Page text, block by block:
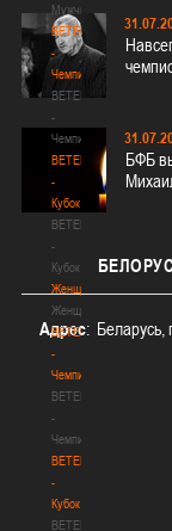
Мужчины
BETERA
-
Чемпионат
BETERA
-
Чемпионат
BETERA
-
Кубок
BETERA
-
Кубок
Женщины
Женщины
BETERA
-
Чемпионат
BETERA
-
Чемпионат
BETERA
-
Кубок
BETERA
БФБ
Адрес: Беларусь,